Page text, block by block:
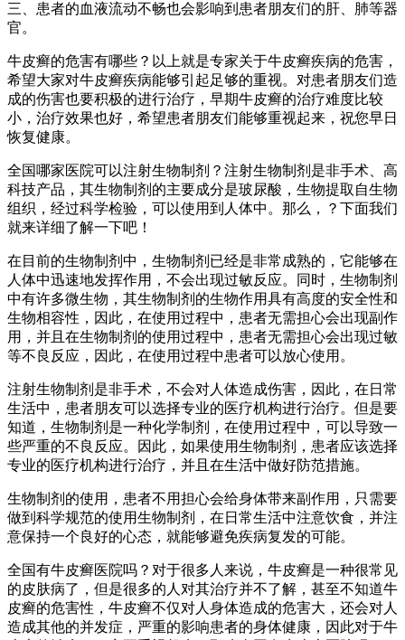
三、患者的血液流动不畅也会影响到患者朋友们的肝、肺等器
官。
牛皮癣的危害有哪些？以上就是专家关于牛皮癣疾病的危害，
希望大家对牛皮癣疾病能够引起足够的重视。对患者朋友们造
成的伤害也要积极的进行治疗，早期牛皮癣的治疗难度比较
小，治疗效果也好，希望患者朋友们能够重视起来，祝您早日
恢复健康。
全国哪家医院可以注射生物制剂？注射生物制剂是非手术、高
科技产品，其生物制剂的主要成分是玻尿酸，生物提取自生物
组织，经过科学检验，可以使用到人体中。那么，？下面我们
就来详细了解一下吧！
在目前的生物制剂中，生物制剂已经是非常成熟的，它能够在
人体中迅速地发挥作用，不会出现过敏反应。同时，生物制剂
中有许多微生物，其生物制剂的生物作用具有高度的安全性和
生物相容性，因此，在使用过程中，患者无需担心会出现副作
用，并且在生物制剂的使用过程中，患者无需担心会出现过敏
等不良反应，因此，在使用过程中患者可以放心使用。
注射生物制剂是非手术，不会对人体造成伤害，因此，在日常
生活中，患者朋友可以选择专业的医疗机构进行治疗。但是要
知道，生物制剂是一种化学制剂，在使用过程中，可以导致一
些严重的不良反应。因此，如果使用生物制剂，患者应该选择
专业的医疗机构进行治疗，并且在生活中做好防范措施。
生物制剂的使用，患者不用担心会给身体带来副作用，只需要
做到科学规范的使用生物制剂，在日常生活中注意饮食，并注
意保持一个良好的心态，就能够避免疾病复发的可能。
全国有牛皮癣医院吗？对于很多人来说，牛皮癣是一种很常见
的皮肤病了，但是很多的人对其治疗并不了解，甚至不知道牛
皮癣的危害性，牛皮癣不仅对人身体造成的危害大，还会对人
造成其他的并发症，严重的影响患者的身体健康，因此对于牛